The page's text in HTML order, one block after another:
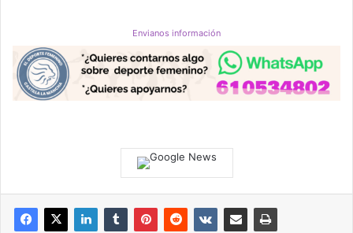
Envianos información